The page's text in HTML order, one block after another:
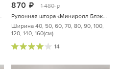
870 руб.
1 480 руб.
Ширина 40, 50, 60, 70, 80, 90, 100,
120, 140, 160(см)
14